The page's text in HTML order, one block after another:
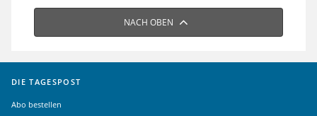
NACH OBEN
DIE TAGESPOST
Abo bestellen